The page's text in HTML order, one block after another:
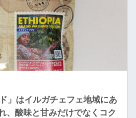
」はイルガチェフェ地域にあ
、酸味と甘みだけでなくコク